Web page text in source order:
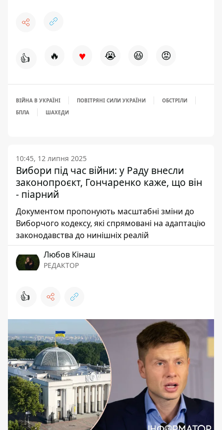
👍 🔥 ♥ 😭 😆 😡
ВІЙНА В УКРАЇНІ ПОВІТРЯНІ СИЛИ УКРАЇНИ
ОБСТРІЛИ
БПЛА
ШАХЕДИ
10:45, 12 липня 2025
Вибори під час війни: у Раду внесли
законопроєкт, Гончаренко каже, що він
- піарний
Документом пропонують масштабні зміни до
Виборчого кодексу, які спрямовані на адаптацію
законодавства до нинішніх реалій
Любов Кінаш
РЕДАКТОР
👍